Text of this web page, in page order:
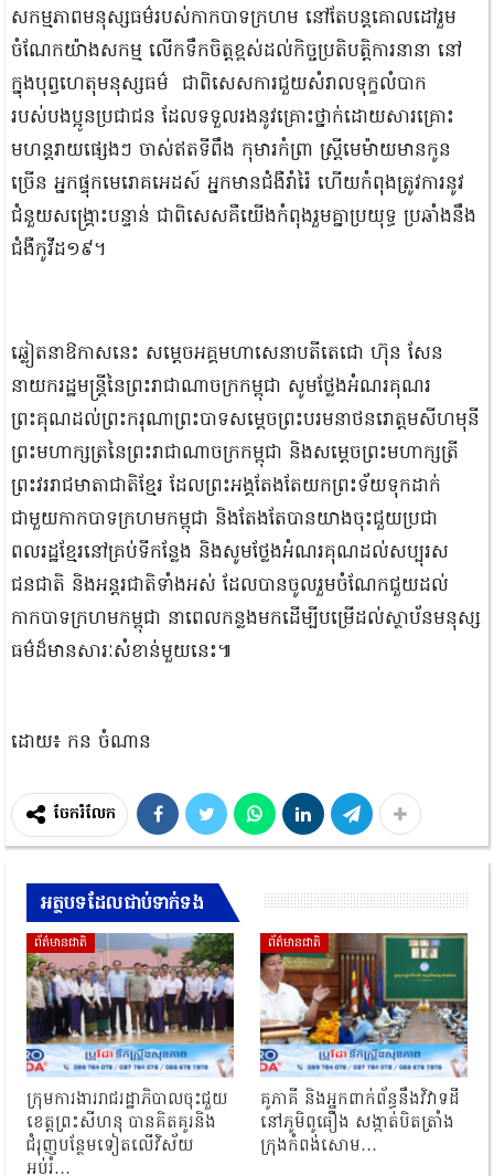
សកម្មភាពមនុស្សធម៌របស់កាកបាទក្រហម នៅតែបន្តគោលដៅរួម
ចំណែកយ៉ាងសកម្ម លើកទឹកចិត្តខ្ពស់ដល់កិច្ចប្រតិបត្តិការនានា​​​ នៅ
ក្នុងបុព្វហេតុ​មនុស្សធម៌​ ​ ជា​ពិ​សេសការ​ជួយ​សំរាលទុក្ខលំបាក​​
របស់បងប្អូនប្រជាជ​ន ដែលទទួលរងនូវគ្រោះ​ថ្នាក់ដោយសារគ្រោះ​​
មហន្ត​រាយ​ផ្សេងៗ ចាស់ឥតទីពឹង កុមារកំព្រា ស្រ្តីមេម៉ាយមានកូន
ច្រើន អ្នកផ្ទុកមេរោគអេដស៍ អ្នកមានជំងឺរាំរ៉ៃ ​ហើយកំពុងត្រូវការនូវ
ជំនួយសង្រ្គោះបន្ទាន់ ជាពិសេសគឺយើងកំពុងរួមគ្នាប្រយុទ្ធ ប្រឆាំងនឹង
ជំងឺកូវីដ១៩។
ឆ្លៀតនាឱកាសនេះ សម្តេចអគ្គមហាសេនាបតីតេជោ ហ៊ុន សែន
នាយករដ្ឋមន្ត្រីនៃព្រះរាជាណាចក្រកម្ពុជា សូមថ្លែងអំណរគុណរ
ព្រះគុណដល់ព្រះករុណាព្រះបាទសម្ដេចព្រះបរមនាថនរោត្តមសីហមុនី
ព្រះមហាក្សត្រនៃព្រះរាជាណាចក្រកម្ពុជា និងសម្តេចព្រះមហាក្សត្រី
ព្រះវររាជមាតាជាតិខ្មែរ ដែលព្រះអង្គតែងតែយកព្រះទ័យទុកដាក់
ជាមួយកាកបាទក្រហមកម្ពុជា និងតែងតែបានយាងចុះជួយប្រជា
ពលរដ្ឋខ្មែរនៅគ្រប់ទីកន្លែង និងសូមថ្លែងអំណរគុណដល់សប្បុរស
ជនជាតិ និងអន្តរជាតិទាំងអស់ ដែលបានចូលរួមចំណែកជួយដល់
កាកបាទក្រហមកម្ពុជា នាពេលកន្លងមកដើម្បីបម្រើដល់ស្ថាប័នមនុស្ស
ធម៌ដ៏មានសារៈសំខាន់មួយនេះ៕
ដោយ៖ កន ចំណាន
ចែករំលែក
អត្ថបទដែលជាប់ទាក់ទង
ព័ត៌មានជាតិ
ក្រុមការងាររាជរដ្ឋាភិបាលចុះជួយ
ខេត្តព្រះសីហនុ បានគិតគូរនិង
ជំរុញបន្ថែមទៀតលើវិស័យ
អប់រំ…
ព័ត៌មានជាតិ
គូភាគី និងអ្នកពាក់ព័ន្ធនឹងវិវាទដី
នៅភូមិពូធឿង សង្កាត់បិតត្រាំង
ក្រុងកំពង់សោម…